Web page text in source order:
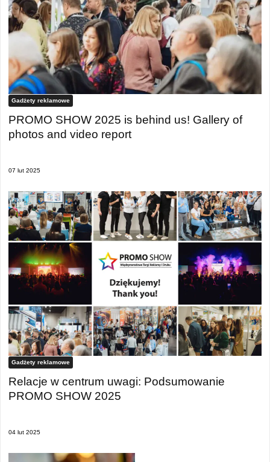
Gadżety reklamowe
PROMO SHOW 2025 is behind us! Gallery of
photos and video report
07 lut 2025
Gadżety reklamowe
Relacje w centrum uwagi: Podsumowanie
PROMO SHOW 2025
04 lut 2025